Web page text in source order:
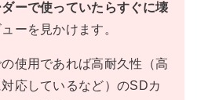
ダーで使っていたらすぐに壊
ーを見かけます。
使用であれば高耐久性（高
応しているなど）のSDカ